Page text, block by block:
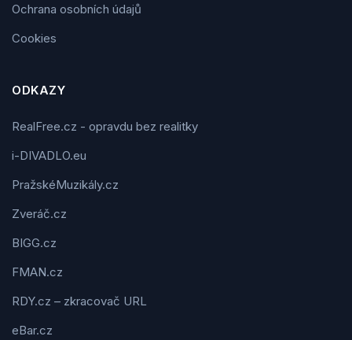
Ochrana osobních údajů
Cookies
ODKAZY
RealFree.cz - opravdu bez realitky
i-DIVADLO.eu
PražskéMuzikály.cz
Zveráč.cz
BIGG.cz
FMAN.cz
RDY.cz – zkracovač URL
eBar.cz